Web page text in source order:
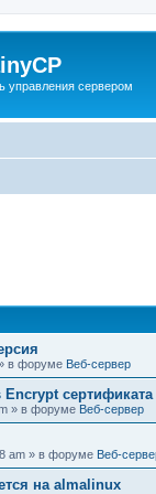
управления сервером
в форуме Веб-сервер
» в форуме Веб-сервер
am » в форуме Веб-
на almalinux